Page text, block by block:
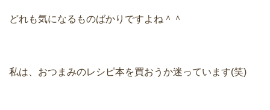
どれも気になるものばかりですよね＾＾
私は、おつまみのレシピ本を買おうか迷っています(笑)